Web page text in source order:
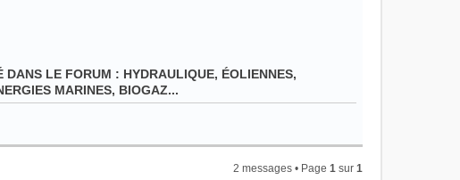
DANS LE FORUM : HYDRAULIQUE, ÉOLIENNES,
MARINES, BIOGAZ...
2 messages • Page 1 sur 1